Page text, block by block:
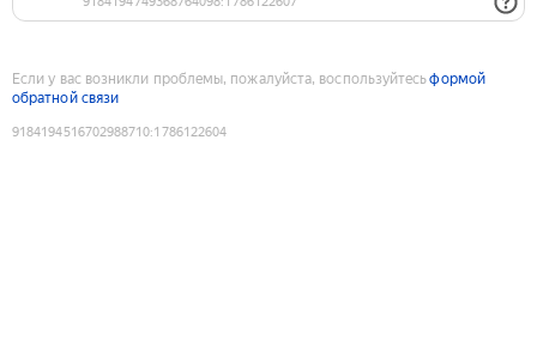
Если у вас возникли проблемы, пожалуйста, воспользуйтесьформой
обратной связи
9184194516702988710:1786122604